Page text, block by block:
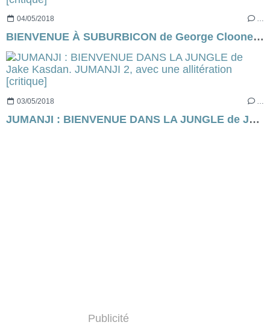
04/05/2018 …
BIENVENUE À SUBURBICON de George Clooney [critique]
03/05/2018
JUMANJI : BIENVENUE DANS LA JUNGLE de Jake Kasdan. JUMANJI 2, avec une allitération [critique]
Publicité